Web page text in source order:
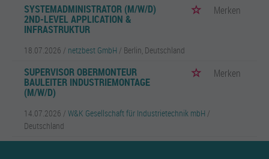
SYSTEMADMINISTRATOR (M/W/D)
2ND-LEVEL APPLICATION &
INFRASTRUKTUR
Merken
18.07.2026 / netzbest GmbH / Berlin, Deutschland
SUPERVISOR OBERMONTEUR
BAULEITER INDUSTRIEMONTAGE
(M/W/D)
Merken
14.07.2026 / W&K Gesellschaft für Industrietechnik mbH /
Deutschland